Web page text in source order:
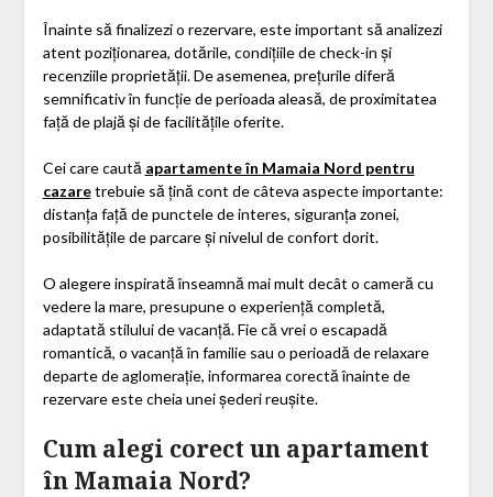
Înainte să finalizezi o rezervare, este important să analizezi
atent poziționarea, dotările, condițiile de check-in și
recenziile proprietății. De asemenea, prețurile diferă
semnificativ în funcție de perioada aleasă, de proximitatea
față de plajă și de facilitățile oferite.
Cei care caută apartamente în Mamaia Nord pentru
cazaretrebuie să țină cont de câteva aspecte importante:
distanța față de punctele de interes, siguranța zonei,
posibilitățile de parcare și nivelul de confort dorit.
O alegere inspirată înseamnă mai mult decât o cameră cu
vedere la mare, presupune o experiență completă,
adaptată stilului de vacanță. Fie că vrei o escapadă
romantică, o vacanță în familie sau o perioadă de relaxare
departe de aglomerație, informarea corectă înainte de
rezervare este cheia unei șederi reușite.
Cum alegi corect un apartament
în Mamaia Nord?